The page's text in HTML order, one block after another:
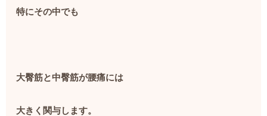
特にその中でも
大臀筋と中臀筋が腰痛には
大きく関与します。